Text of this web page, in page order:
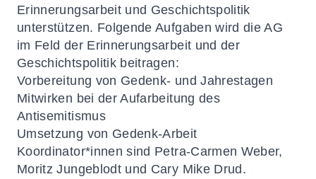
Erinnerungsarbeit und Geschichtspolitik
unterstützen. Folgende Aufgaben wird die AG
im Feld der Erinnerungsarbeit und der
Geschichtspolitik beitragen:
Vorbereitung von Gedenk- und Jahrestagen
Mitwirken bei der Aufarbeitung des
Antisemitismus
Umsetzung von Gedenk-Arbeit
Koordinator*innen sind Petra-Carmen Weber,
Moritz Jungeblodt und Cary Mike Drud.